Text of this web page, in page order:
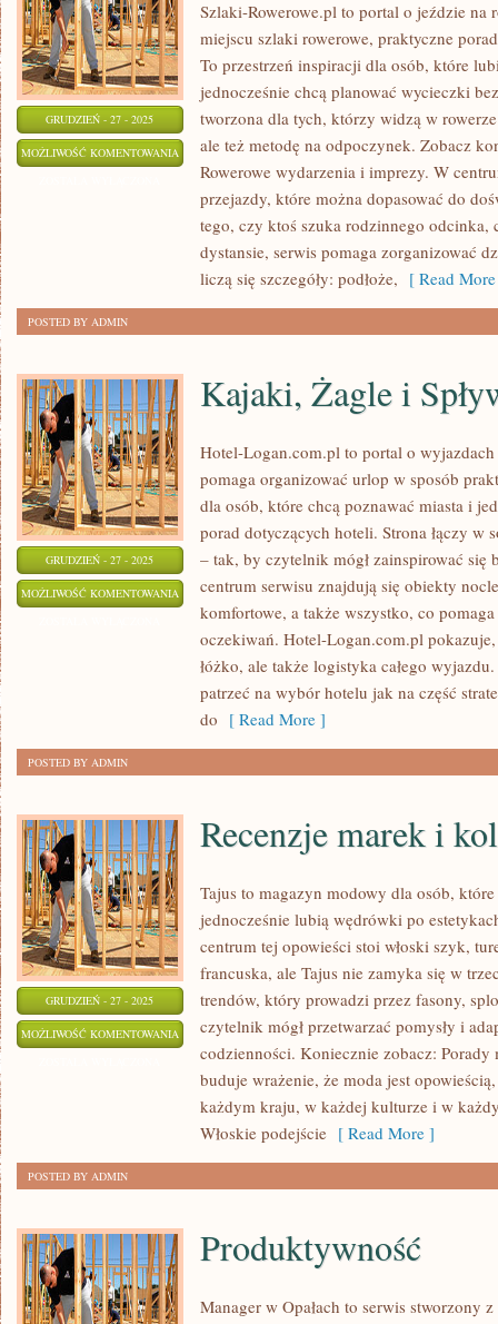
GRUDZIEŃ - 27 - 2025
MOŻLIWOŚĆ KOMENTOWANIA ROWERY
CARGO
TRANSPORT
TOWARÓW
Szlaki-Rowerowe.pl to portal o jeździe na
miejscu szlaki rowerowe, praktyczne
To przestrzeń inspiracji dla osób, które
jednocześnie chcą planować wycieczki
tworzona dla tych, którzy widzą w
ale też metodę na odpoczynek. Zobacz
Rowerowe wydarzenia i imprezy. W
przejazdy, które można dopasować do
tego, czy ktoś szuka rodzinnego odcinka,
dystansie, serwis pomaga zorganizować
liczą się szczegóły: podłoże, [ Read
POSTED BY ADMIN
GRUDZIEŃ - 27 - 2025
MOŻLIWOŚĆ KOMENTOWANIA KAJAKI,
ŻAGLE
SPŁYWY
RZECZNE
Kajaki, Żagle i
Hotel-Logan.com.pl to portal o
pomaga organizować urlop w sposób
dla osób, które chcą poznawać miasta i
porad dotyczących hoteli. Strona łączy w
– tak, by czytelnik mógł zainspirować się
centrum serwisu znajdują się obiekty
komfortowe, a także wszystko, co
oczekiwań. Hotel-Logan.com.pl
łóżko, ale także logistyka całego
patrzeć na wybór hotelu jak na część
do [ Read More ]
POSTED BY ADMIN
GRUDZIEŃ - 27 - 2025
MOŻLIWOŚĆ KOMENTOWANIA RECENZJE
MAREK
KOLEKCJI
Recenzje marek i
Tajus to magazyn modowy dla osób,
jednocześnie lubią wędrówki po
centrum tej opowieści stoi włoski szyk,
francuska, ale Tajus nie zamyka się w
trendów, który prowadzi przez fasony,
czytelnik mógł przetwarzać pomysły i
codzienności. Koniecznie zobacz:
buduje wrażenie, że moda jest
każdym kraju, w każdej kulturze i w
Włoskie podejście [ Read More ]
POSTED BY ADMIN
Produktywność
Manager w Opałach to serwis stworzony